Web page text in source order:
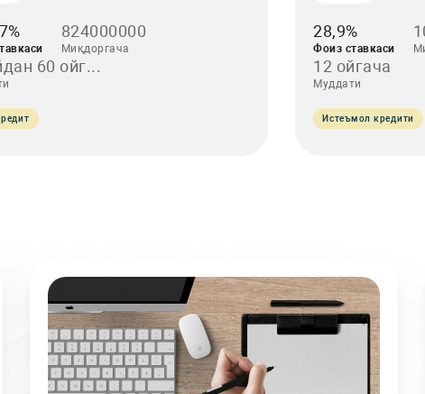
824000000
Миқдоргача
60 ойг...
28,9%
Фоиз ставкаси
12 ойгача
Муддати
Истеъмол кредити